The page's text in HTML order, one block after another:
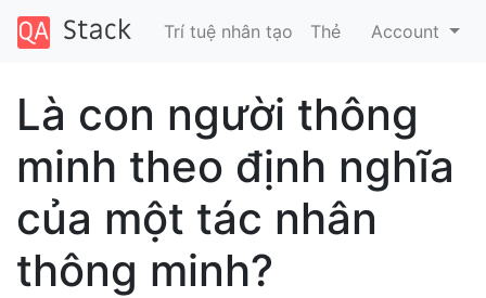
Trí tuệ nhân tạo Thẻ Account
Là con người thông
minh theo định nghĩa
của một tác nhân
thông minh?